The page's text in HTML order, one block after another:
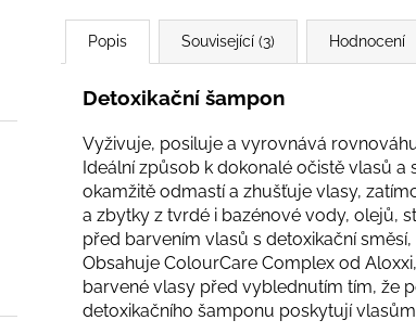
Popis Související (3) Hodnocení
Detoxikační šampon
Vyživuje, posiluje a vyrovnává
Ideální způsob k dokonalé očistě vlasů
okamžitě odmastí a zhušťuje vlasy,
a zbytky z tvrdé i bazénové vody, olejů,
před barvením vlasů s detoxikační
Obsahuje ColourCare Complex od
barvené vlasy před vyblednutím tím, že
detoxikačního šamponu poskytují